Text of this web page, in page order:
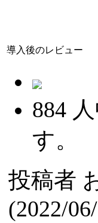
導入後のレビュー
884
す。
投稿者
(2022/